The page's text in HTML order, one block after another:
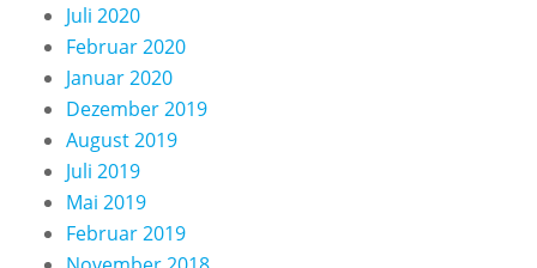
Juli 2020
Februar 2020
Januar 2020
Dezember 2019
August 2019
Juli 2019
Mai 2019
Februar 2019